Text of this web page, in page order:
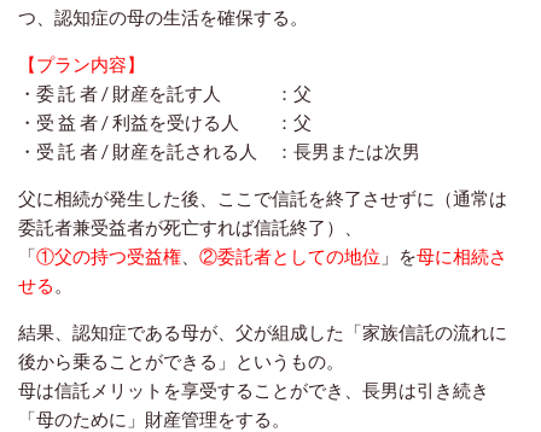
つ、認知症の母の生活を確保する。
【プラン内容】
・委 託 者 / 財産を託す人 ：父
・受 益 者 / 利益を受ける人 ：父
・受 託 者 / 財産を託される人 ：長男または次男
父に相続が発生した後、ここで信託を終了させずに
（通常は
委託者兼受益者が死亡すれば信託終了）、
「①父の持つ受益権 ②委託者としての地位 」を母に相続さ
せる 。
結果、認知症である母が、父が組成した「家族信託の流れに
後から乗ることができる」というもの。
母は信託メリットを享受することができ、長男は引き続き
「母のために」財産管理をする。